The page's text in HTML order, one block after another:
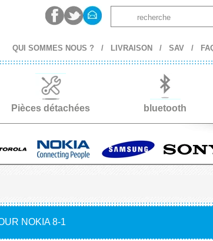
QUI SOMMES NOUS ? / LIVRAISON / SAV /
Pièces détachées bluetooth
NOKIA 8-1